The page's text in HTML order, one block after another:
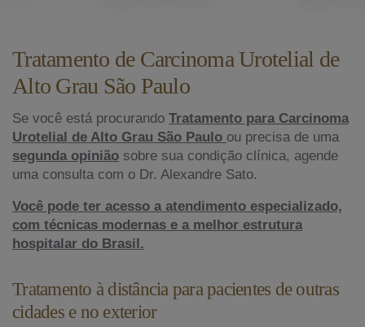
Tratamento de Carcinoma Urotelial de
Alto Grau São Paulo
Se você está procurando Tratamento para Carcinoma
Urotelial de Alto Grau São Paulo ou precisa de uma
segunda opinião sobre sua condição clínica, agende
uma consulta com o Dr. Alexandre Sato.
Você pode ter acesso a atendimento especializado,
com técnicas modernas e a melhor estrutura
hospitalar do Brasil.
Tratamento à distância para pacientes de outras
cidades e no exterior